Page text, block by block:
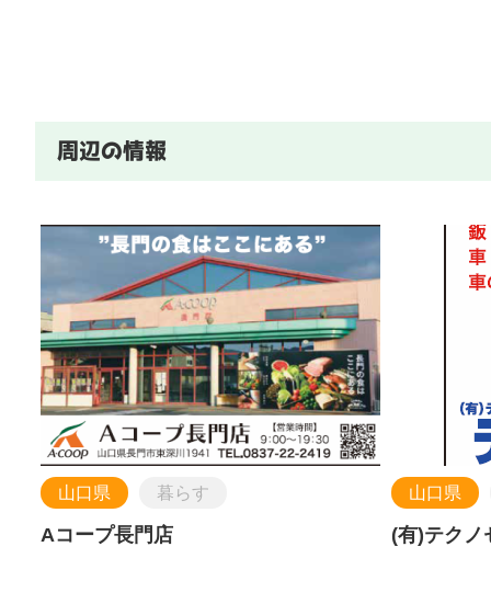
周辺の情報
山口県 暮らす
Aコープ長門店
山口県
(有)テクノ